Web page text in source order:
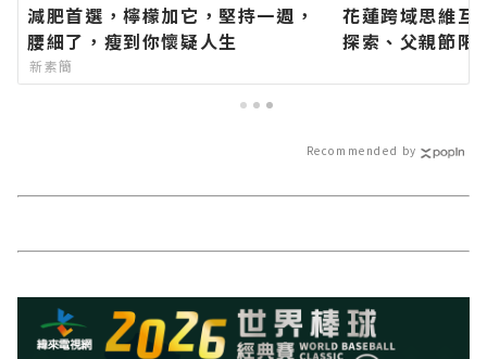
減肥首選，檸檬加它，堅持一週，
腰細了，瘦到你懷疑人生
新素簡
花蓮跨域思維互
探索、父親節
的今日新聞報導
Recommended by